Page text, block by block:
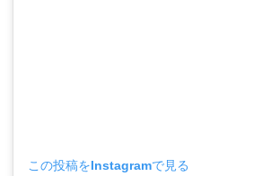
この投稿をInstagramで見る